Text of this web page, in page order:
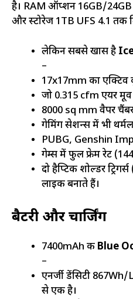
है। RAM ऑप्शन 16GB/
और स्टोरेज 1TB UFS 4.1 तक
लेकिन सबसे खास है
–
17x17mm का
जो 0.315 cfm एयर मूव
8000 sq mm वैपर
गेमिंग सेशन्स में भी थर्मल
PUBG, Genshin
गेम्स में फुल फ्रेम रेट
दो हैप्टिक शोल्डर
लाइक बनाते हैं।
बैटरी और चार्जिंग
7400mAh की Blue
–
एनर्जी डेंसिटी
से एक है।